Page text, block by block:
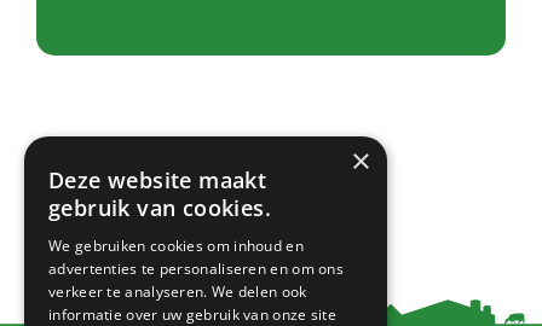
×
Deze website maakt
gebruik van cookies.
We gebruiken cookies om inhoud en
advertenties te personaliseren en om ons
verkeer te analyseren. We delen ook
informatie over uw gebruik van onze site